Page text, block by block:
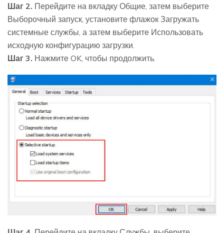
Шаг 2. Перейдите на вкладку Общие, затем выберите
Выборочный запуск, установите флажок Загружать
системные службы, а затем выберите Использовать
исходную конфигурацию загрузки.
Шаг 3. Нажмите OK, чтобы продолжить.